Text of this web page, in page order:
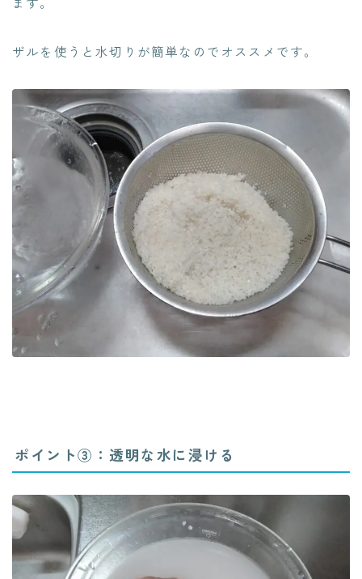
ザルを使うと水切りが簡単なのでオススメです。
ポイント③：透明な水に浸ける